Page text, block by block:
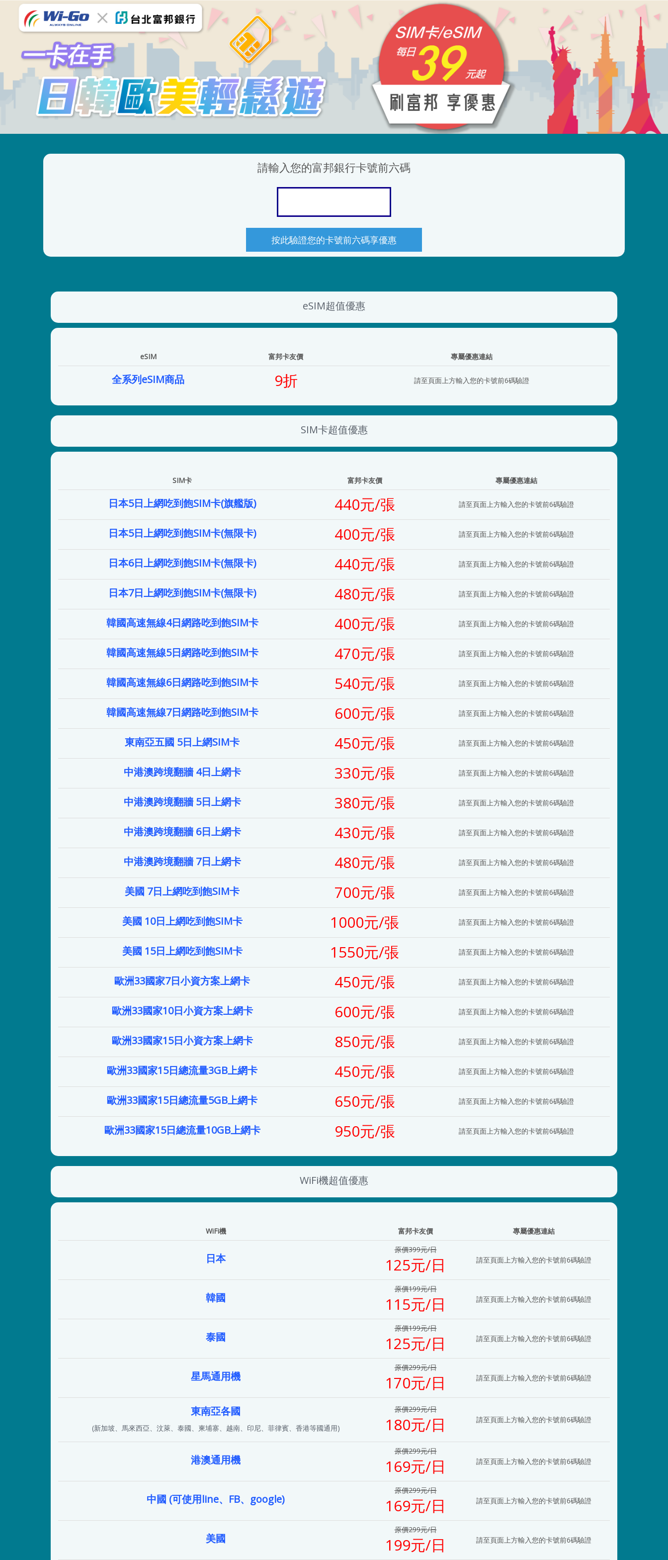
請輸入您的富邦銀行卡號前六碼
按此驗證您的卡號前六碼享優惠
eSIM超值優惠
eSIM 富邦卡友價 專屬優惠連結
全系列eSIM商品 9折 請至頁面上方輸入您的卡號前6碼驗證
SIM卡超值優惠
SIM卡 富邦卡友價 專屬優惠連結
日本5日上網吃到飽SIM卡(旗艦版) 440元/張 請至頁面上方輸入您的卡號前6碼驗證
日本5日上網吃到飽SIM卡(無限卡) 400元/張 請至頁面上方輸入您的卡號前6碼驗證
日本6日上網吃到飽SIM卡(無限卡) 440元/張 請至頁面上方輸入您的卡號前6碼驗證
日本7日上網吃到飽SIM卡(無限卡) 480元/張 請至頁面上方輸入您的卡號前6碼驗證
韓國高速無線4日網路吃到飽SIM卡 400元/張 請至頁面上方輸入您的卡號前6碼驗證
韓國高速無線5日網路吃到飽SIM卡 470元/張 請至頁面上方輸入您的卡號前6碼驗證
韓國高速無線6日網路吃到飽SIM卡 540元/張 請至頁面上方輸入您的卡號前6碼驗證
韓國高速無線7日網路吃到飽SIM卡 600元/張 請至頁面上方輸入您的卡號前6碼驗證
東南亞五國 5日上網SIM卡 450元/張 請至頁面上方輸入您的卡號前6碼驗證
中港澳跨境翻牆 4日上網卡 330元/張 請至頁面上方輸入您的卡號前6碼驗證
中港澳跨境翻牆 5日上網卡 380元/張 請至頁面上方輸入您的卡號前6碼驗證
中港澳跨境翻牆 6日上網卡 430元/張 請至頁面上方輸入您的卡號前6碼驗證
中港澳跨境翻牆 7日上網卡 480元/張 請至頁面上方輸入您的卡號前6碼驗證
美國 7日上網吃到飽SIM卡 700元/張 請至頁面上方輸入您的卡號前6碼驗證
美國 10日上網吃到飽SIM卡 1000元/張 請至頁面上方輸入您的卡號前6碼驗證
美國 15日上網吃到飽SIM卡 1550元/張 請至頁面上方輸入您的卡號前6碼驗證
歐洲33國家7日小資方案上網卡 450元/張 請至頁面上方輸入您的卡號前6碼驗證
歐洲33國家10日小資方案上網卡 600元/張 請至頁面上方輸入您的卡號前6碼驗證
歐洲33國家15日小資方案上網卡 850元/張 請至頁面上方輸入您的卡號前6碼驗證
歐洲33國家15日總流量3GB上網卡 450元/張 請至頁面上方輸入您的卡號前6碼驗證
歐洲33國家15日總流量5GB上網卡 650元/張 請至頁面上方輸入您的卡號前6碼驗證
歐洲33國家15日總流量10GB上網卡 950元/張 請至頁面上方輸入您的卡號前6碼驗證
WiFi機超值優惠
WiFi機 富邦卡友價 專屬優惠連結
日本
原價399元/日
125元/日 請至頁面上方輸入您的卡號前6碼驗證
韓國
原價199元/日
115元/日 請至頁面上方輸入您的卡號前6碼驗證
泰國
原價199元/日
125元/日 請至頁面上方輸入您的卡號前6碼驗證
星馬通用機
原價299元/日
170元/日 請至頁面上方輸入您的卡號前6碼驗證
東南亞各國
(新加坡、馬來西亞、汶萊、泰國、柬埔寨、越南、印尼、菲律賓、香港等國通用)
原價299元/日
180元/日 請至頁面上方輸入您的卡號前6碼驗證
港澳通用機
原價299元/日
169元/日 請至頁面上方輸入您的卡號前6碼驗證
中國 (可使用line、FB、google)
原價299元/日
169元/日 請至頁面上方輸入您的卡號前6碼驗證
美國
原價299元/日
199元/日 請至頁面上方輸入您的卡號前6碼驗證